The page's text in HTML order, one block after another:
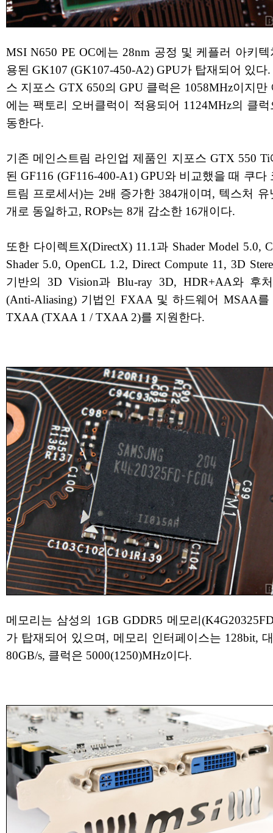
MSI N650 PE OC에는 28nm 공정 및 케플러 아키
용된 GK107 (GK107-450-A2) GPU가 탑재되어 있다
스 지포스 GTX 650의 GPU 클럭은 1058MHz이지만
에는 팩토리 오버클럭이 적용되어 1124MHz의 클
동한다.
기존 메인스트림 라인업 제품인 지포스 GTX 550 Ti
된 GF116 (GF116-400-A1) GPU와 비교했을 때 쿠다
트림 프로세서)는 2배 증가한 384개이며, 텍스처 유
개로 동일하고, ROPs는 8개 감소한 16개이다.
또한 다이렉트X(DirectX) 11.1과 Shader Model 5.0,
Shader 5.0, OpenCL 1.2, Direct Compute 11, 3D
기반의 3D Vision과 Blu-ray 3D, HDR+AA와 후
(Anti-Aliasing) 기법인 FXAA 및 하드웨어 MSAA를
TXAA (TXAA 1 / TXAA 2)를 지원한다.
메모리는 삼성의 1GB GDDR5 메모리
가 탑재되어 있으며, 메모리 인터페이스는 128bit,
80GB/s, 클럭은 5000(1250)MHz이다.